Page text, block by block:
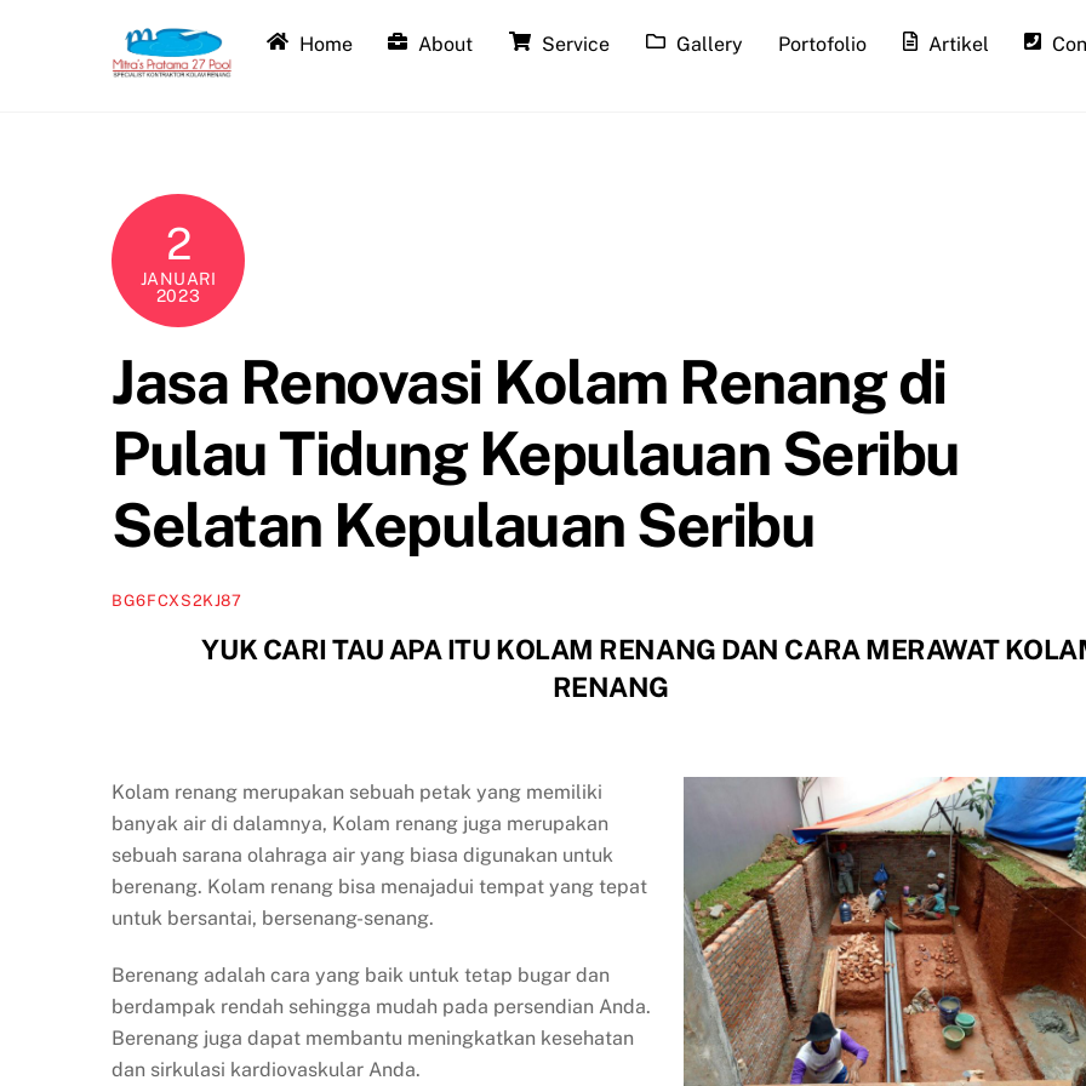
Home About Service Gallery Portofolio Artikel
2
JANUARI
2023
Jasa Renovasi Kolam Renang di
Pulau Tidung Kepulauan Seribu
Selatan Kepulauan Seribu
BG6FCXS2KJ87
YUK CARI TAU APA ITU KOLAM RENANG DAN CARA MERAWAT
RENANG
Kolam renang merupakan sebuah petak yang memiliki
banyak air di dalamnya, Kolam renang juga merupakan
sebuah sarana olahraga air yang biasa digunakan untuk
berenang. Kolam renang bisa menajadui tempat yang tepat
untuk bersantai, bersenang-senang.
Berenang adalah cara yang baik untuk tetap bugar dan
berdampak rendah sehingga mudah pada persendian Anda.
Berenang juga dapat membantu meningkatkan kesehatan
dan sirkulasi kardiovaskular Anda.